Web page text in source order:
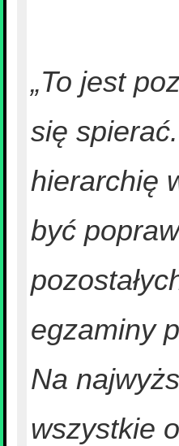
„To jest
się
hierarchię
być
egzaminy
Na
wszystkie